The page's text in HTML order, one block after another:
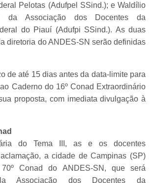
Pelotas (Adufpel SSind.); e Waldílio
da Associação dos Docentes da
do Piauí (Adufpi SSind.). As duas
diretoria do ANDES-SN serão definidas
de até 15 dias antes da data-limite para
Caderno do 16º Conad Extraordinário
proposta, com imediata divulgação à
do Tema III, as e os docentes
a cidade de Campinas (SP)
Conad do ANDES-SN, que será
Associação dos Docentes da